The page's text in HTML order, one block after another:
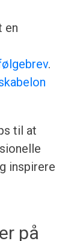
en
.
til at
inspirere
på